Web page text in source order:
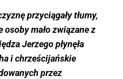
przyciągały tłumy,
osoby mało związane z
Jerzego płynęła
i chrześcijańskie
przez